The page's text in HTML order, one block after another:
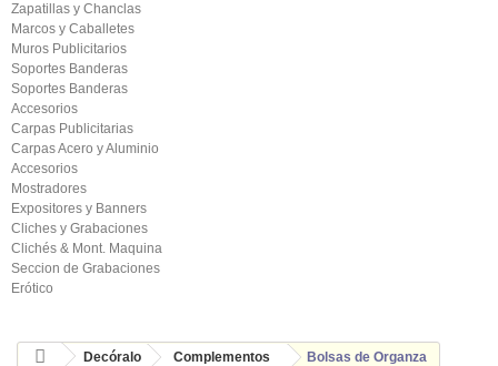
Zapatillas y Chanclas
Marcos y Caballetes
Muros Publicitarios
Soportes Banderas
Soportes Banderas
Accesorios
Carpas Publicitarias
Carpas Acero y Aluminio
Accesorios
Mostradores
Expositores y Banners
Cliches y Grabaciones
Clichés & Mont. Maquina
Seccion de Grabaciones
Erótico
Decóralo Complementos Bolsas de Organza